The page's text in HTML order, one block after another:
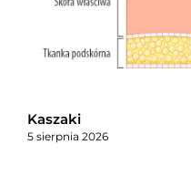
Kaszaki
5 sierpnia 2026